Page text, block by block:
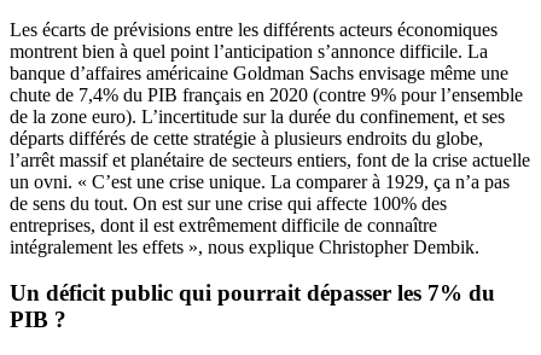
Les écarts de prévisions entre les différents acteurs économiques
montrent bien à quel point l’anticipation s’annonce difficile. La
banque d’affaires américaine Goldman Sachs envisage même une
chute de 7,4% du PIB français en 2020 (contre 9% pour l’ensemble
de la zone euro). L’incertitude sur la durée du confinement, et ses
départs différés de cette stratégie à plusieurs endroits du globe,
l’arrêt massif et planétaire de secteurs entiers, font de la crise actuelle
un ovni. « C’est une crise unique. La comparer à 1929, ça n’a pas
de sens du tout. On est sur une crise qui affecte 100% des
entreprises, dont il est extrêmement difficile de connaître
intégralement les effets », nous explique Christopher Dembik.
Un déficit public qui pourrait dépasser les 7% du
PIB ?